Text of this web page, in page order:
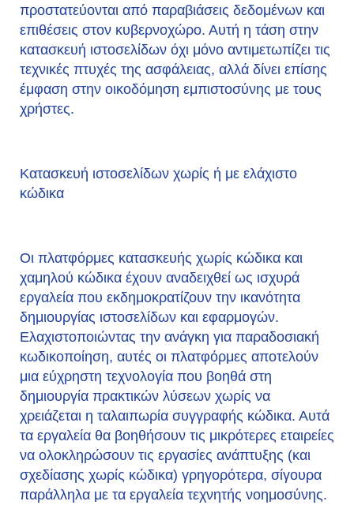
προστατεύονται από παραβιάσεις δεδομένων και
επιθέσεις στον κυβερνοχώρο. Αυτή η τάση στην
κατασκευή ιστοσελίδων όχι μόνο αντιμετωπίζει τις
τεχνικές πτυχές της ασφάλειας, αλλά δίνει επίσης
έμφαση στην οικοδόμηση εμπιστοσύνης με τους
χρήστες.
Κατασκευή ιστοσελίδων χωρίς ή με ελάχιστο
κώδικα
Οι πλατφόρμες κατασκευής χωρίς κώδικα και
χαμηλού κώδικα έχουν αναδειχθεί ως ισχυρά
εργαλεία που εκδημοκρατίζουν την ικανότητα
δημιουργίας ιστοσελίδων και εφαρμογών.
Ελαχιστοποιώντας την ανάγκη για παραδοσιακή
κωδικοποίηση, αυτές οι πλατφόρμες αποτελούν
μια εύχρηστη τεχνολογία που βοηθά στη
δημιουργία πρακτικών λύσεων χωρίς να
χρειάζεται η ταλαιπωρία συγγραφής κώδικα. Αυτά
τα εργαλεία θα βοηθήσουν τις μικρότερες εταιρείες
να ολοκληρώσουν τις εργασίες ανάπτυξης (και
σχεδίασης χωρίς κώδικα) γρηγορότερα, σίγουρα
παράλληλα με τα εργαλεία τεχνητής νοημοσύνης.